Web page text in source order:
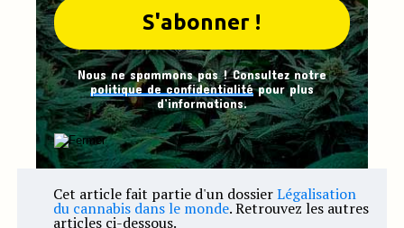
Nous ne spammons pas ! Consultez notre
politique de confidentialitépour plus
d’informations.
Cet article fait partie d'un dossierLégalisation
du cannabis dans le monde. Retrouvez les autres
articles ci-dessous.